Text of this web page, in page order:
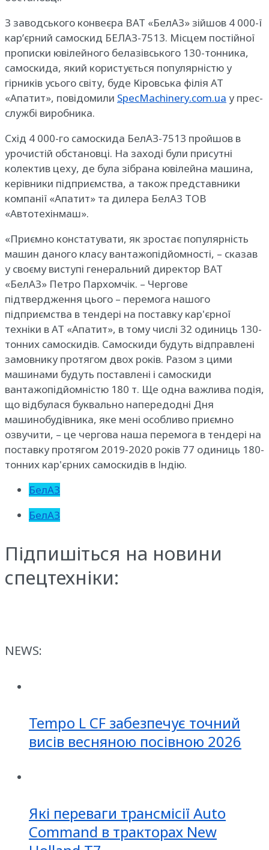
З заводського конвеєра ВАТ «БелАЗ» зійшов 4 000-ї
кар’єрний самоскид БЕЛАЗ-7513. Місцем постійної
прописки ювілейного белазівського 130-тонника,
самоскида, який користується популярністю у
гірників усього світу, буде Кіровська філія АТ
«Апатит», повідомили SpecMachinery.com.ua у прес-
службі виробника.
Схід 4 000-го самоскида БелАЗ-7513 пройшов в
урочистій обстановці. На заході були присутні
колектив цеху, де була зібрана ювілейна машина,
керівники підприємства, а також представники
компанії «Апатит» та дилера БелАЗ ТОВ
«Автотехінмаш».
«Приємно констатувати, як зростає популярність
машин даного класу вантажопідйомності, – сказав
у своєму виступі генеральний директор ВАТ
«БелАЗ» Петро Пархомчік. – Чергове
підтвердження цього – перемога нашого
підприємства в тендері на поставку кар'єрної
техніки в АТ «Апатит», в тому числі 32 одиниць 130-
тонних самоскидів. Самоскиди будуть відправлені
замовнику протягом двох років. Разом з цими
машинами будуть поставлені і самоскиди
вантажопідйомністю 180 т. Ще одна важлива подія,
що відбулася буквально напередодні Дня
машинобудівника, яке мені особливо приємно
озвучити, – це чергова наша перемога в тендері на
поставку протягом 2019-2020 років 77 одиниць 180-
тонних кар'єрних самоскидів в Індію.
БелАЗ
БелАЗ
Підпишіться на новини
спецтехніки:
NEWS:
Tempo L CF забезпечує точний
висів весняною посівною 2026
Які переваги трансмісії Auto
Command в тракторах New